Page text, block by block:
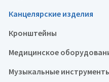
Канцелярские изделия
Кронштейны
Медицинское
Музыкальные